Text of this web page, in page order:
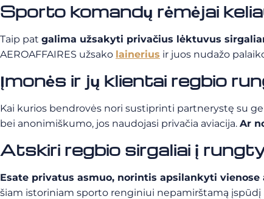
Sporto komandų rėmėjai
Taip pat galima užsakyti privačius lėktuvus
AEROAFFAIRES užsako lainerius ir juos nudažo
Įmonės ir jų klientai regbio
Kai kurios bendrovės nori sustiprinti partnerystę su
bei anonimiškumo, jos naudojasi privačia aviacija. Ar
Atskiri regbio sirgaliai į
Esate privatus asmuo, norintis apsilankyti
šiam istoriniam sporto renginiui nepamirštamą